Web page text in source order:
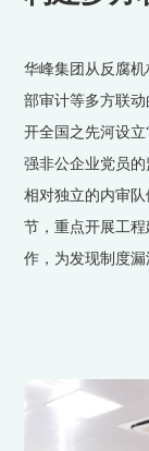
华峰集团从反腐
部审计等多方联
开全国之先河设
强非公企业党员
相对独立的内审
节，重点开展工
作，为发现制度漏